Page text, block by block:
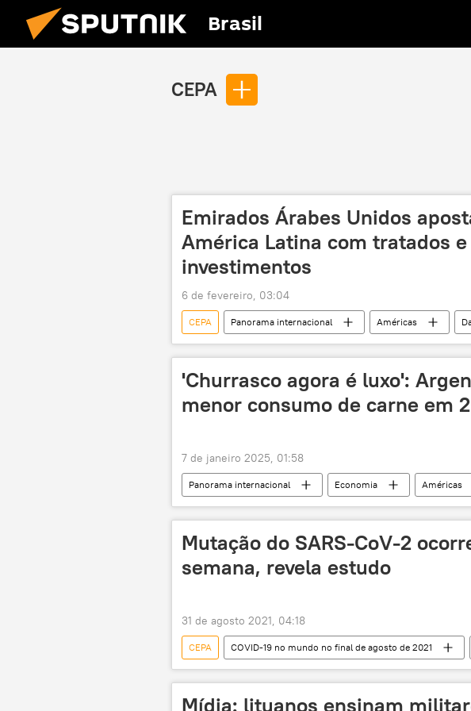
Brasil
CEPA
Emirados Árabes Unidos
América Latina com tratados e
investimentos
6 de fevereiro, 03:04
CEPA Panorama internacional Américas
Emirados Árabes Unidos
Sputnik Paraguai
'Churrasco agora é luxo':
menor consumo de carne em
7 de janeiro 2025, 01:58
Panorama internacional Economia Américas
inflação
churrasco China
Mutação do SARS-CoV-2
semana, revela estudo
31 de agosto 2021, 04:18
CEPA COVID-19 no mundo no final de agosto de 2021
Notícias
COVID-19 novo coronavírus
Mídia: lituanos ensinam